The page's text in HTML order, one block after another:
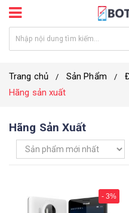
Trang chủ Sản Phẩm
Hãng sản xuất
Hãng Sản Xuất
- 3%